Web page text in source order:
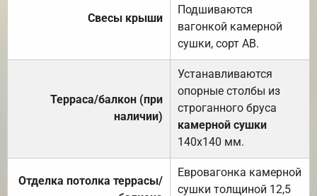
Свесы крыши
Подшиваются
вагонкой камерной
сушки, сорт АВ.
Терраса/балкон (при
наличии)
Устанавливаются
опорные столбы из
строганного бруса
камерной сушки
140х140 мм.
Отделка потолка террасы/
Евровагонка камерной
сушки толщиной 12,5